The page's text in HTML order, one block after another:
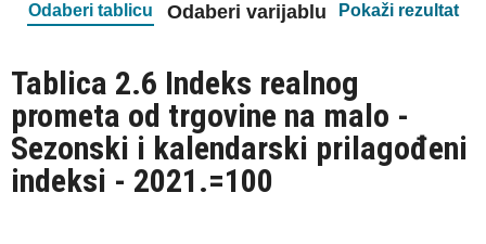
Odaberi tablicu Odaberi varijablu Pokaži rezultat
Tablica 2.6 Indeks realnog
prometa od trgovine na malo -
Sezonski i kalendarski prilagođeni
indeksi - 2021.=100